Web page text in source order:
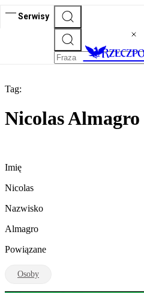
Serwisy
Tag:
Nicolas Almagro
Imię
Nicolas
Nazwisko
Almagro
Powiązane
Osoby